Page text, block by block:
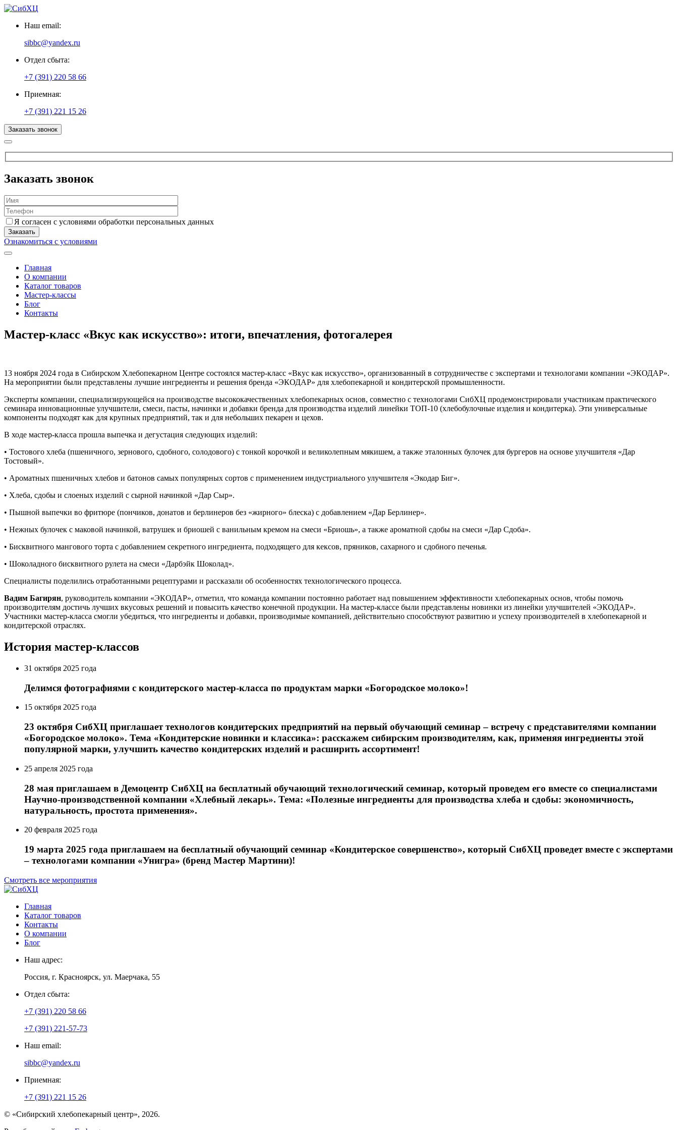
Наш email:
sibbc@yandex.ru
Отдел сбыта:
+7 (391) 220 58 66
Приемная:
+7 (391) 221 15 26
Заказать звонок
Заказать звонок
Я согласен с условиями обработки персональных данных
Ознакомиться с условиями
Главная
О компании
Каталог товаров
Мастер-классы
Блог
Контакты
Мастер-класс «Вкус как искусство»: итоги, впечатления, фотогалерея
13 ноября 2024 года в Сибирском Хлебопекарном Центре состоялся мастер-класс «Вкус как искусство», организованный в сотрудничестве с экспертами и технологами компании «ЭКОДАР».
На мероприятии были представлены лучшие ингредиенты и решения бренда «ЭКОДАР» для хлебопекарной и кондитерской промышленности.
Эксперты компании, специализирующейся на производстве высококачественных хлебопекарных основ, совместно с технологами СибХЦ продемонстрировали участникам практического
семинара инновационные улучшители, смеси, пасты, начинки и добавки бренда для производства изделий линейки ТОП-10 (хлебобулочные изделия и кондитерка). Эти универсальные
компоненты подходят как для крупных предприятий, так и для небольших пекарен и цехов.
В ходе мастер-класса прошла выпечка и дегустация следующих изделий:
• Тостового хлеба (пшеничного, зернового, сдобного, солодового) с тонкой корочкой и великолепным мякишем, а также эталонных булочек для бургеров на основе улучшителя «Дар
Тостовый».
• Ароматных пшеничных хлебов и батонов самых популярных сортов с применением индустриального улучшителя «Экодар Биг».
• Хлеба, сдобы и слоеных изделий с сырной начинкой «Дар Сыр».
• Пышной выпечки во фритюре (пончиков, донатов и берлинеров без «жирного» блеска) с добавлением «Дар Берлинер».
• Нежных булочек с маковой начинкой, ватрушек и бриошей с ванильным кремом на смеси «Бриошь», а также ароматной сдобы на смеси «Дар Сдоба».
• Бисквитного мангового торта с добавлением секретного ингредиента, подходящего для кексов, пряников, сахарного и сдобного печенья.
• Шоколадного бисквитного рулета на смеси «Дарбэйк Шоколад».
Специалисты поделились отработанными рецептурами и рассказали об особенностях технологического процесса.
Вадим Багирян, руководитель компании «ЭКОДАР», отметил, что команда компании постоянно работает над повышением эффективности хлебопекарных основ, чтобы помочь
производителям достичь лучших вкусовых решений и повысить качество конечной продукции. На мастер-классе были представлены новинки из линейки улучшителей «ЭКОДАР».
Участники мастер-класса смогли убедиться, что ингредиенты и добавки, производимые компанией, действительно способствуют развитию и успеху производителей в хлебопекарной и
кондитерской отраслях.
История мастер-классов
31 октября 2025 года
Делимся фотографиями с кондитерского мастер-класса по продуктам марки «Богородское молоко»!
15 октября 2025 года
23 октября СибХЦ приглашает технологов кондитерских предприятий на первый обучающий семинар – встречу с представителями компании
«Богородское молоко». Тема «Кондитерские новинки и классика»: расскажем сибирским производителям, как, применяя ингредиенты этой
популярной марки, улучшить качество кондитерских изделий и расширить ассортимент!
25 апреля 2025 года
28 мая приглашаем в Демоцентр СибХЦ на бесплатный обучающий технологический семинар, который проведем его вместе со специалистами
Научно-производственной компании «Хлебный лекарь». Тема: «Полезные ингредиенты для производства хлеба и сдобы: экономичность,
натуральность, простота применения».
20 февраля 2025 года
19 марта 2025 года приглашаем на бесплатный обучающий семинар «Кондитерское совершенство», который СибХЦ проведет вместе с экспертами
– технологами компании «Унигра» (бренд Мастер Мартини)!
Смотреть все мероприятия
Главная
Каталог товаров
Контакты
О компании
Блог
Наш адрес:
Россия, г. Красноярск, ул. Маерчака, 55
Отдел сбыта:
+7 (391) 220 58 66
+7 (391) 221-57-73
Наш email:
sibbc@yandex.ru
Приемная:
+7 (391) 221 15 26
© «Сибирский хлебопекарный центр», 2026.